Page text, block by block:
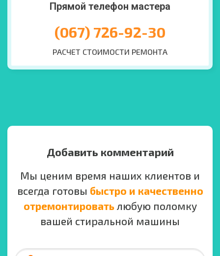
Прямой телефон мастера
(067) 726-92-30
РАСЧЕТ СТОИМОСТИ РЕМОНТА
Добавить комментарий
Мы ценим время наших клиентов и
всегда готовы быстро и качественно
отремонтироватьлюбую поломку
вашей стиральной машины